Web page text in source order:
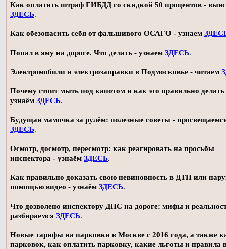
Как оплатить штраф ГИБДД со скидкой 50 процентов -
ЗДЕСЬ.
Как обезопасить себя от фальшивого ОСАГО - узнаем
Попал в яму на дороге. Что делать - узнаем ЗДЕСЬ.
Электромобили и электрозаправки в Подмосковье - читаем
Почему стоит мыть под капотом и как это правильно делать
узнаём ЗДЕСЬ.
Будущая мамочка за рулём: полезные советы -
ЗДЕСЬ.
Осмотр, досмотр, пересмотр: как реагировать на просьбы
инспектора - узнаём ЗДЕСЬ.
Как правильно доказать свою невиновность в ДТП или
помощью видео - узнаём ЗДЕСЬ.
Что дозволено инспектору ДПС на дороге: мифы и
разбираемся ЗДЕСЬ.
Новые тарифы на парковки в Москве с 2016 года, а также
парковок, как оплатить парковку, какие льготы и правила